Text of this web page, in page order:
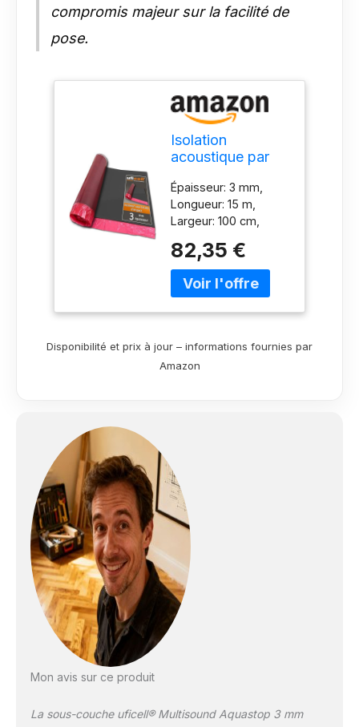
compromis majeur sur la facilité de
pose.
Isolation
acoustique par
uficell®
Multisound
Aquastop 3 mm
d'épaisseur avec
film PE/pare-
vapeur - TOP
pour chauffage
au sol (épaisseur:
15 m²)
Épaisseur: 3 mm,
Longueur: 15 m,
Largeur: 100 cm,
kg/m³ - Dimensions
du rouleau: 15 m²
Amélioration de
bruits de pas: 34 %
compression > 60
kPa / Résistance à la
compression
permanente > 10 kPa
chauffage au sol /
Protection incendie
B2
82,35 €
Disponibilité et prix à jour – informations fournies par
Amazon
Mon avis sur ce produit
La sous-couche uficell® Multisound Aquastop 3 mm